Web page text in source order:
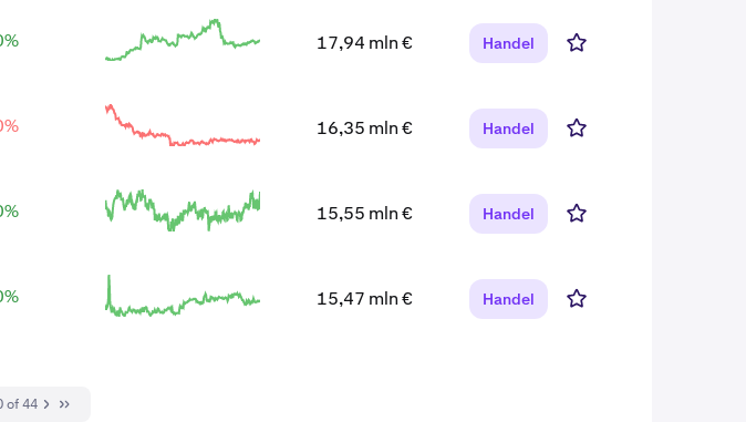
17,94 mln € Handel
16,35 mln € Handel
15,55 mln € Handel
15,47 mln € Handel
of 44